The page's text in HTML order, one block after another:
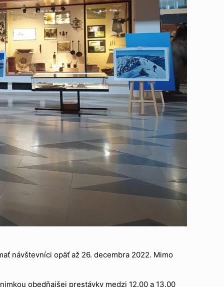
návštevníci opäť až 26. decembra 2022. Mimo
obedňajšej prestávky medzi 12.00 a 13.00